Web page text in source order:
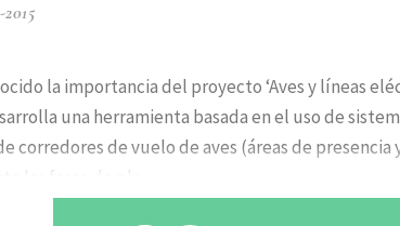
la importancia del proyecto ‘Aves y líneas
una herramienta basada en el uso de
corredores de vuelo de aves (áreas de
las fases de pla